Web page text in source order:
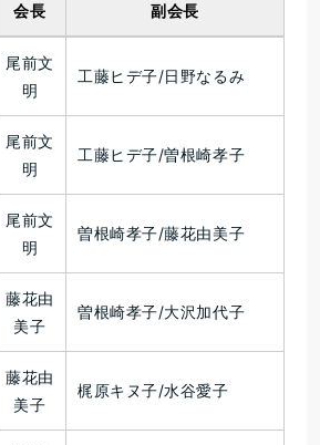
会長 副会長
尾前文
明
工藤ヒデ子/日野なるみ
尾前文
明
工藤ヒデ子/曽根崎孝子
尾前文
明
曽根崎孝子/藤花由美子
藤花由
美子
曽根崎孝子/大沢加代子
藤花由
美子
梶原キヌ子/水谷愛子